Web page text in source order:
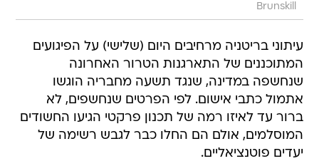
Brunskill
עיתוני בריטניה מרחיבים היום (שלישי) על הפיגועים
המתוכננים של התארגנות הטרור האחרונה
שנחשפה במדינה, שנגד תשעה מחבריה הוגשו
אתמול כתבי אישום. לפי הפרטים שנחשפים, לא
ברור עד לאיזו רמה של תכנון פרקטי הגיעו החשודים
המוסלמים, אולם הם החלו כבר לגבש רשימה של
יעדים פוטנציאליים.